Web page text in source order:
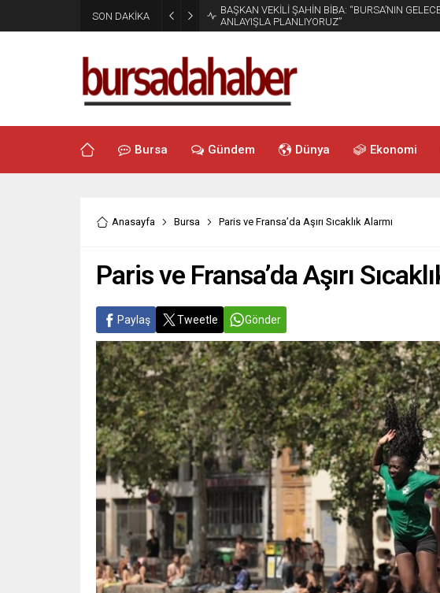
SON DAKİKA
BAŞKAN VEKİLİ ŞAHİN BİBA: “BURSA’NIN
ANLAYIŞLA PLANLIYORUZ”
Bursa Gündem Dünya Ekonomi
Anasayfa Bursa Paris ve Fransa’da Aşırı Sıcaklık Alarmı
Paris ve Fransa’da Aşırı
Paylaş Tweetle Gönder